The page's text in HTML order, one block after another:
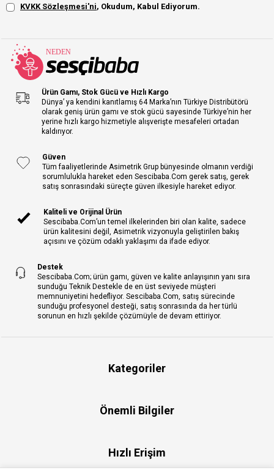
KVKK Sözleşmesi'ni, Okudum, Kabul Ediyorum.
Ürün Gamı, Stok Gücü ve Hızlı Kargo
Dünya’ ya kendini kanıtlamış 64 Marka’nın Türkiye Distribütörü
olarak geniş ürün gamı ve stok gücü sayesinde Türkiye’nin her
yerine hızlı kargo hizmetiyle alışverişte mesafeleri ortadan
kaldırıyor.
Güven
Tüm faaliyetlerinde Asimetrik Grup bünyesinde olmanın verdiği
sorumlulukla hareket eden Sescibaba.Com gerek satış, gerek
satış sonrasındaki süreçte güven ilkesiyle hareket ediyor.
Kaliteli ve Orijinal Ürün
Sescibaba.Com’un temel ilkelerinden biri olan kalite, sadece
ürün kalitesini değil, Asimetrik vizyonuyla geliştirilen bakış
açısını ve çözüm odaklı yaklaşımı da ifade ediyor.
Destek
Sescibaba.Com; ürün gamı, güven ve kalite anlayışının yanı sıra
sunduğu Teknik Destekle de en üst seviyede müşteri
memnuniyetini hedefliyor. Sescibaba.Com, satış sürecinde
sunduğu profesyonel desteği, satış sonrasında da her türlü
sorunun en hızlı şekilde çözümüyle de devam ettiriyor.
Kategoriler
Önemli Bilgiler
Hızlı Erişim